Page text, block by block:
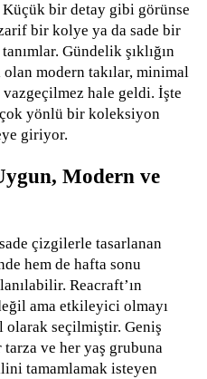
Küçük bir detay gibi görünse
bir kolye ya da sade bir
Gündelik şıklığın
olan modern takılar, minimal
hale geldi. İşte
yönlü bir koleksiyon
giriyor.
Modern ve
çizgilerle tasarlanan
hem de hafta sonu
Reacraft’ın
ama etkileyici olmayı
olarak seçilmiştir. Geniş
ve her yaş grubuna
tamamlamak isteyen